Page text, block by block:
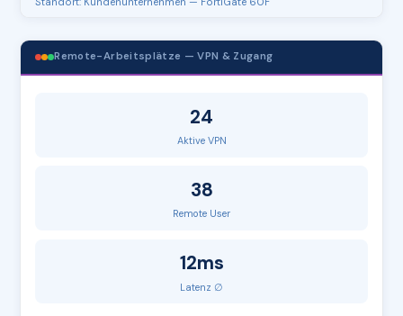
Remote-Arbeitsplätze — VPN & Zugang
24
Aktive VPN
38
Remote User
12ms
Latenz ∅